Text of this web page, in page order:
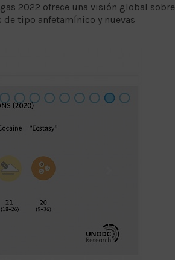
2022 ofrece una visión global sobre
de tipo anfetamínico y nuevas